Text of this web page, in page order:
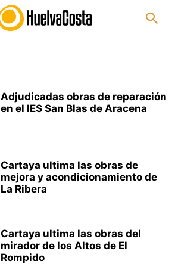
Adjudicadas obras de reparación
en el IES San Blas de Aracena
Cartaya ultima las obras de
mejora y acondicionamiento de
La Ribera
Cartaya ultima las obras del
mirador de los Altos de El
Rompido